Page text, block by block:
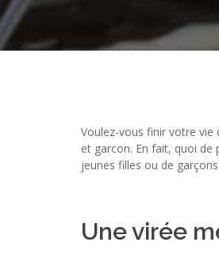
Voulez-vous finir votre
et garcon. En fait, quoi de
jeunes filles ou de
Une virée